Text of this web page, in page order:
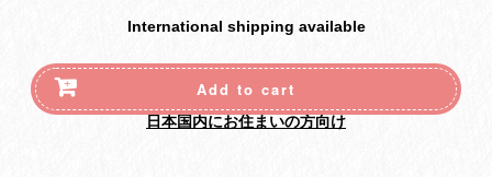
International shipping available
Add to cart
日本国内にお住まいの方向け